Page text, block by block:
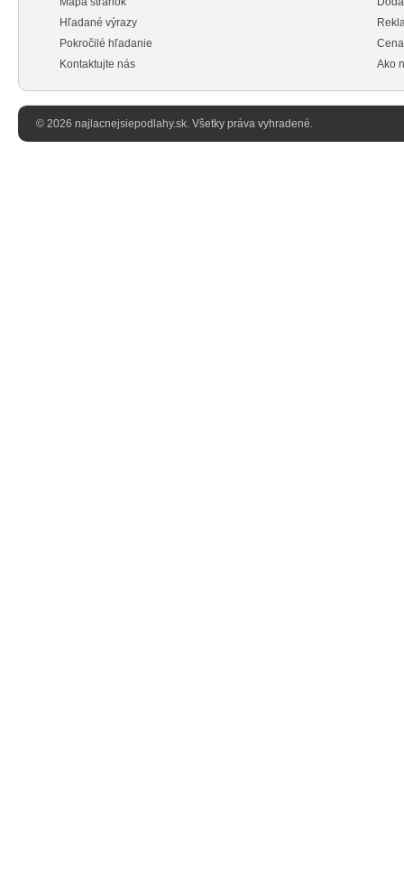
Hľadané výrazy
Pokročilé hľadanie
Kontaktujte nás
Ako
© 2026 najlacnejsiepodlahy.sk. Všetky práva vyhradené.